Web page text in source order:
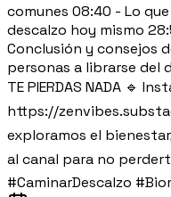
comunes 08:40 - Lo
descalzo hoy mismo
Conclusión y consejos
personas a librarse del
TE PIERDAS NADA 🔹
https://
exploramos el
al canal para no
#CaminarDescalzo